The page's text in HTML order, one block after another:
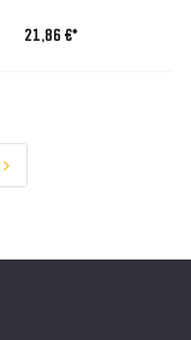
21,86 €*